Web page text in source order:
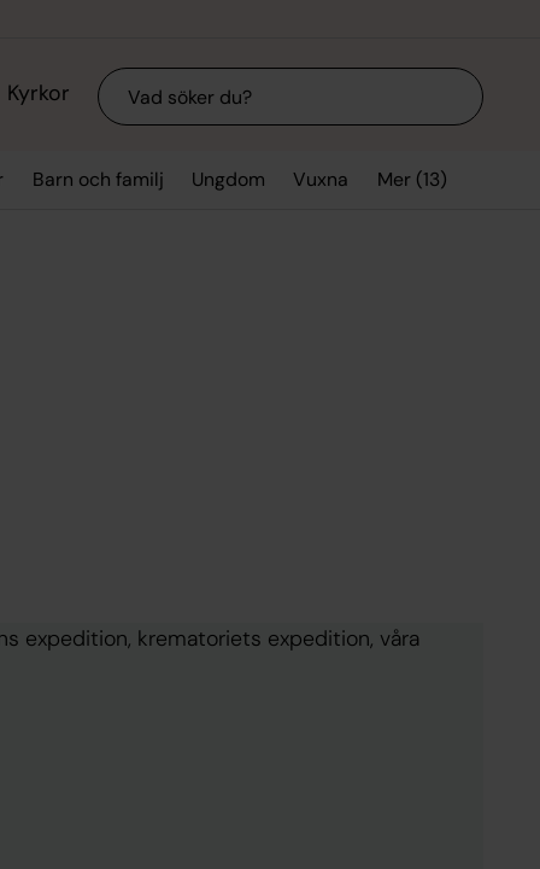
Kyrkor Sök
Barn och familj Ungdom Vuxna Mer (13)
expedition, krematoriets expedition, våra